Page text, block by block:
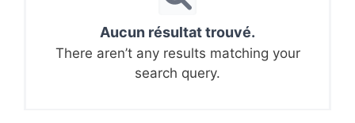
Aucun résultat trouvé.
There aren’t any results matching your
search query.